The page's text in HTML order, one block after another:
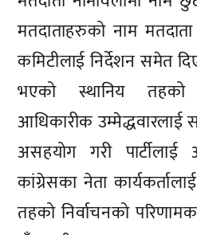
मतदाताहरुको नाम
कमिटीलाई निर्देशन समेत
भएको स्थानिय तहको
आधिकारीक उम्मेद्धवारलाई
असहयोग गरी पार्टीलाई
कांग्रेसका नेता
तहको निर्वाचनको